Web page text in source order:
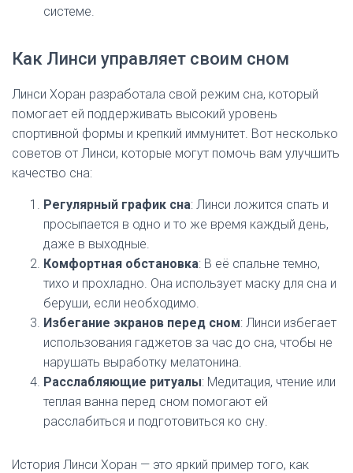
системе.
Как Линси управляет своим сном
Линси Хоран разработала свой режим сна, который
помогает ей поддерживать высокий уровень
спортивной формы и крепкий иммунитет. Вот несколько
советов от Линси, которые могут помочь вам улучшить
качество сна:
Регулярный график сна: Линси ложится спать и
просыпается в одно и то же время каждый день,
даже в выходные.
Комфортная обстановка: В её спальне темно,
тихо и прохладно. Она использует маску для сна и
беруши, если необходимо.
Избегание экранов перед сном: Линси избегает
использования гаджетов за час до сна, чтобы не
нарушать выработку мелатонина.
Расслабляющие ритуалы: Медитация, чтение или
теплая ванна перед сном помогают ей
расслабиться и подготовиться ко сну.
История Линси Хоран — это яркий пример того, как